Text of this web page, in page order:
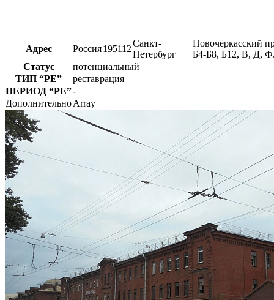
Адрес Россия195112
Санкт-
Петербург
Новочеркасский
Б4-Б8, Б12, В, Д,
Статус
потенциальный
ТИП “РЕ”
реставрация
ПЕРИОД “РЕ”-
ДополнительноArray